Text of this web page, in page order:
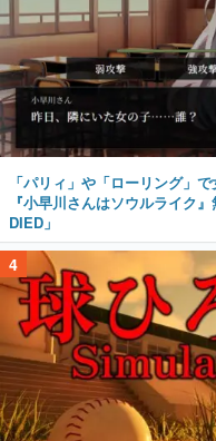
「パリィ」や「ローリング」
『小早川さんはソウルライク
DIED」
4